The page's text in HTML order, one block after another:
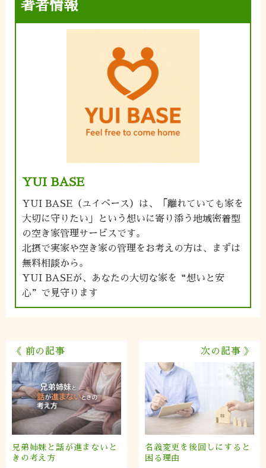
著者情報
YUI BASE
YUI BASE（ユイベース）は、「離れていても家を
大切に守りたい」という想いに寄り添う地域密着型
の空き家管理サービスです。
北摂で実家や空き家の管理をお考えの方は、まずは
無料相談から。
YUI BASEが、あなたの大切な家を“想いと安
心”で見守ります
《 前の記事
兄弟姉妹と話が進まないと
きの考え方
次の記事 》
名義変更を後回しにすると
困る理由